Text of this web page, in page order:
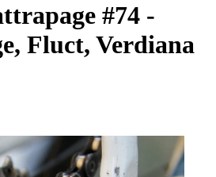
#74 -
Fluct, Verdiana